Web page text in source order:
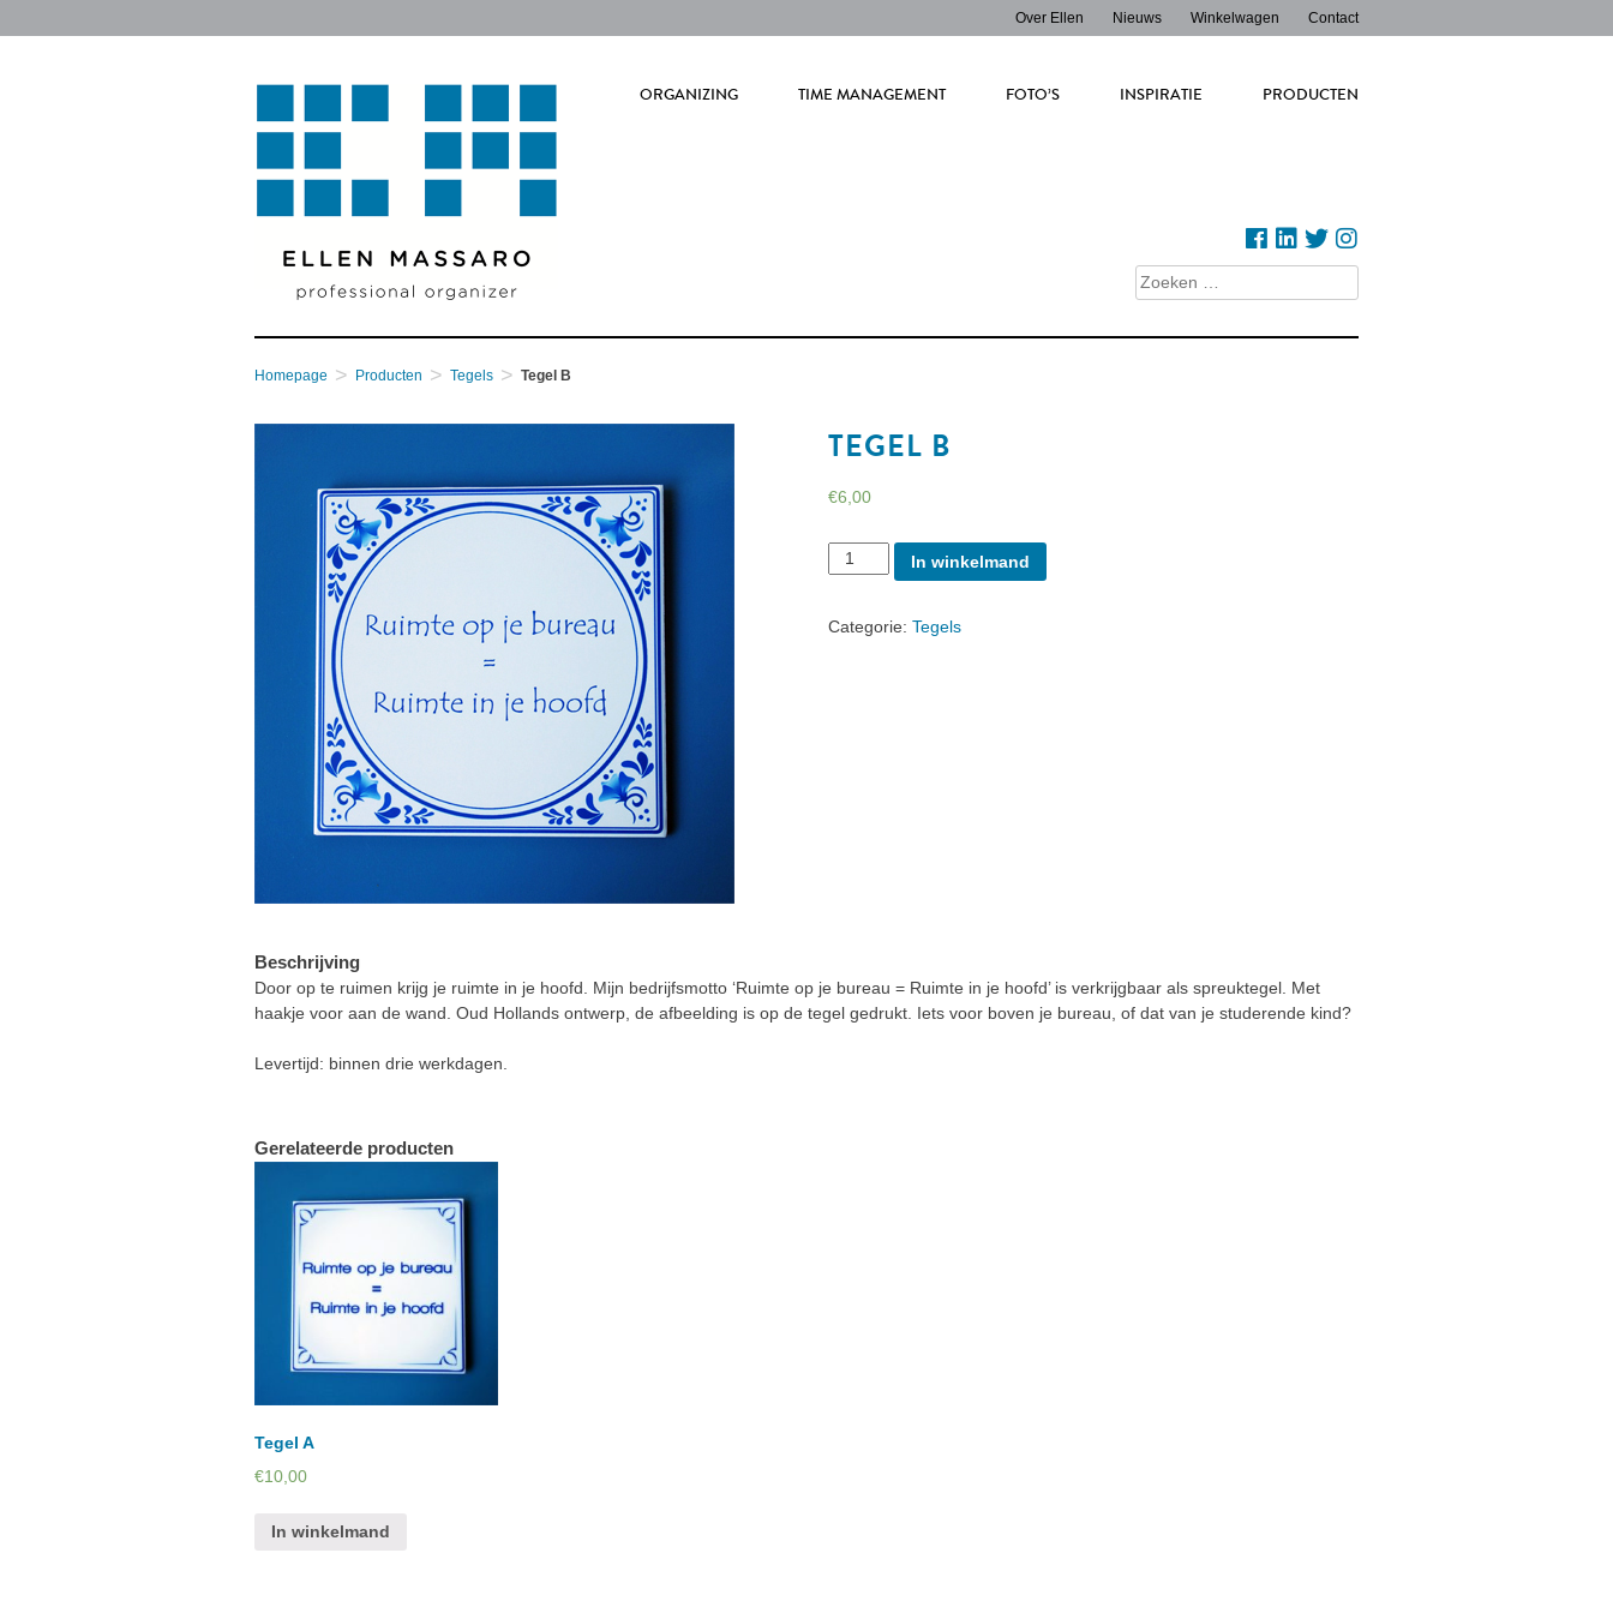
Over Ellen Nieuws Winkelwagen Contact
ORGANIZING TIME MANAGEMENT FOTO’S INSPIRATIE PRODUCTEN
Zoeken
naar:
Homepage > Producten > Tegels > Tegel B
TEGEL B
€6,00
Aantal In winkelmand
Categorie:Tegels
Beschrijving
Door op te ruimen krijg je ruimte in je hoofd. Mijn bedrijfsmotto ‘Ruimte op je bureau = Ruimte in je hoofd’ is verkrijgbaar als spreuktegel. Met
haakje voor aan de wand. Oud Hollands ontwerp, de afbeelding is op de tegel gedrukt. Iets voor boven je bureau, of dat van je studerende kind?
Levertijd: binnen drie werkdagen.
Gerelateerde producten
Tegel A
€10,00
In winkelmand